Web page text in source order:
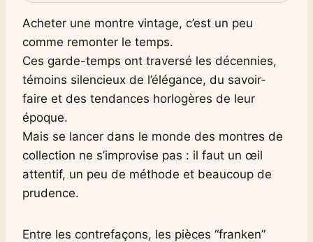
Acheter une montre vintage, c’est un peu
comme remonter le temps.
Ces garde-temps ont traversé les décennies,
témoins silencieux de l’élégance, du savoir-
faire et des tendances horlogères de leur
époque.
Mais se lancer dans le monde des montres de
collection ne s’improvise pas : il faut un œil
attentif, un peu de méthode et beaucoup de
prudence.
Entre les contrefaçons, les pièces “franken”